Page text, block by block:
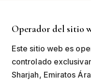
Operador del sitio
Este sitio web es
controlado
Sharjah, Emiratos